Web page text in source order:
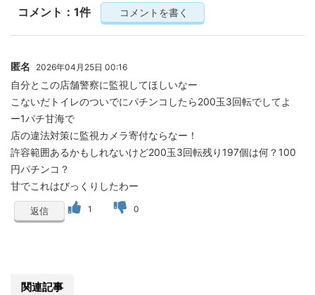
コメント：1件 コメントを書く
匿名 2026年04月25日 00:16
自分とこの店舗警察に監視してほしいなー
こないだトイレのついでにパチンコしたら200玉3回転でしてよ
ー1パチ甘海で
店の違法対策に監視カメラ寄付ならなー！
許容範囲あるかもしれないけど200玉3回転残り197個は何？100
円パチンコ？
甘でこれはびっくりしたわー
返信 1 0
関連記事